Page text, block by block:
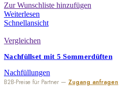
Zur Wunschliste hinzufügen
Weiterlesen
Schnellansicht
Vergleichen
Nachfüllset mit 5 Sommerdüften
Nachfüllungen
B2B-Preise für Partner — Zugang anfragen